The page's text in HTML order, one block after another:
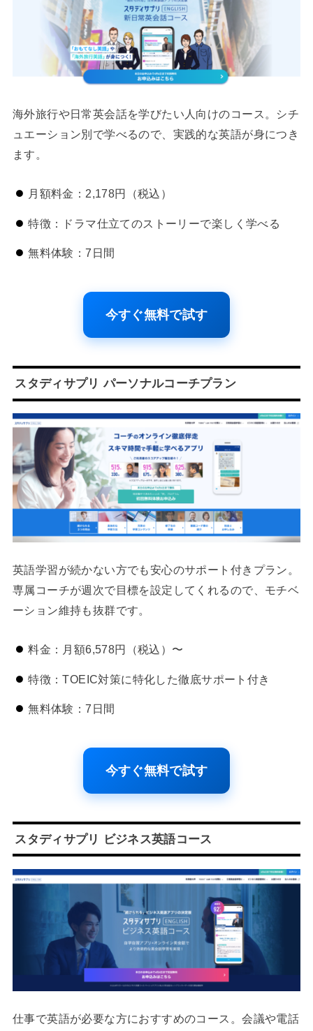
海外旅行や日常英会話を学びたい人向けのコース。シチ
ュエーション別で学べるので、実践的な英語が身につき
ます。
月額料金：2,178円（税込）
特徴：ドラマ仕立てのストーリーで楽しく学べる
無料体験：7日間
今すぐ無料で試す
スタディサプリ パーソナルコーチプラン
英語学習が続かない方でも安心のサポート付きプラン。
専属コーチが週次で目標を設定してくれるので、モチベ
ーション維持も抜群です。
料金：月額6,578円（税込）〜
特徴：TOEIC対策に特化した徹底サポート付き
無料体験：7日間
今すぐ無料で試す
スタディサプリ ビジネス英語コース
仕事で英語が必要な方におすすめのコース。会議や電話